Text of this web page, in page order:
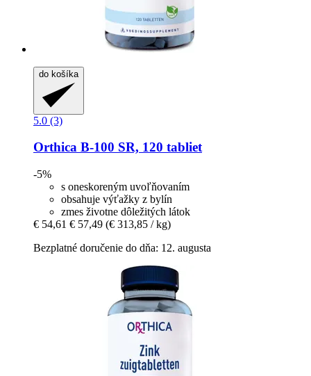
do košíka
5.0 (3)
Orthica B-​100 SR, 120 tabliet
-5%
s oneskoreným uvoľňovaním
obsahuje výťažky z bylín
zmes životne dôležitých látok
€ 54,61 € 57,49 (€ 313,85 / kg)
Bezplatné doručenie do dňa: 12. augusta